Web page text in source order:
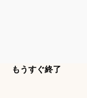
もうすぐ終了